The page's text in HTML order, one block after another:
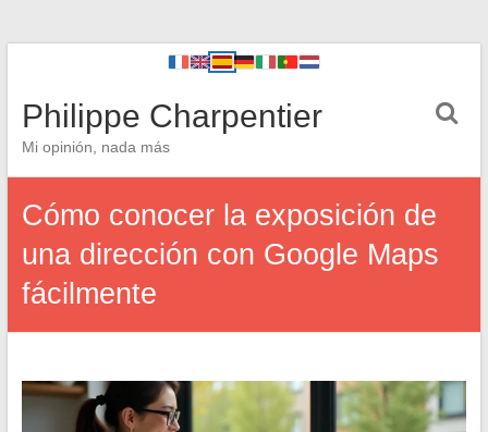
Philippe Charpentier
Mi opinión, nada más
Cómo conocer la exposición de
una dirección con Google Maps
fácilmente